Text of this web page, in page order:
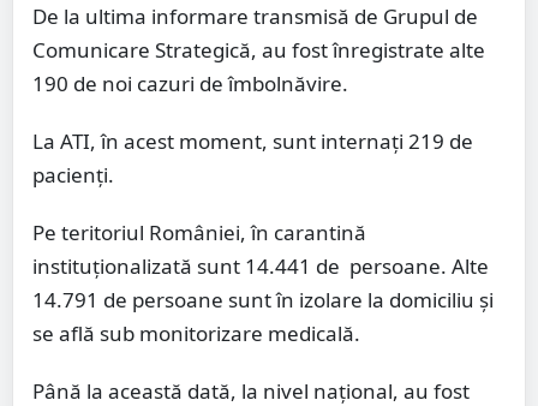
De la ultima informare transmisă de Grupul de
Comunicare Strategică, au fost înregistrate alte
190 de noi cazuri de îmbolnăvire.
La ATI, în acest moment, sunt internați 219 de
pacienți.
Pe teritoriul României, în carantină
instituționalizată sunt 14.441 de persoane. Alte
14.791 de persoane sunt în izolare la domiciliu și
se află sub monitorizare medicală.
Până la această dată, la nivel național, au fost